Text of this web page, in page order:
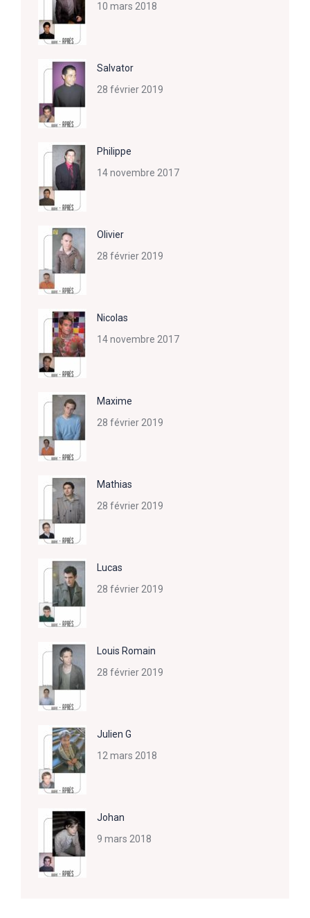
10 mars 2018
Salvator
28 février 2019
Philippe
14 novembre 2017
Olivier
28 février 2019
Nicolas
14 novembre 2017
Maxime
28 février 2019
Mathias
28 février 2019
Lucas
28 février 2019
Louis Romain
28 février 2019
Julien G
12 mars 2018
Johan
9 mars 2018